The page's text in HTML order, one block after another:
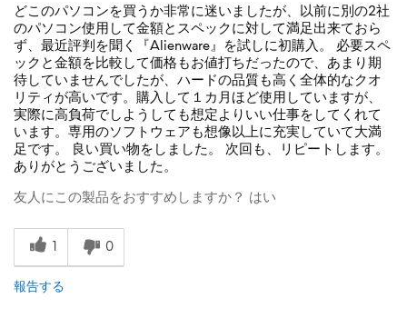
どこのパソコンを買うか非常に迷いましたが、以前に別の2社
のパソコン使用して金額とスペックに対して満足出来ておら
ず、最近評判を聞く『Alienware』を試しに初購入。 必要スペ
ックと金額を比較して価格もお値打ちだったので、あまり期
待していませんでしたが、ハードの品質も高く全体的なクオ
リティが高いです。購入して１カ月ほど使用していますが、
実際に高負荷でしようしても想定よりいい仕事をしてくれて
います。専用のソフトウェアも想像以上に充実していて大満
足です。 良い買い物をしました。 次回も、リピートします。
ありがとうございました。
友人にこの製品をおすすめしますか？ はい
1 0
報告する